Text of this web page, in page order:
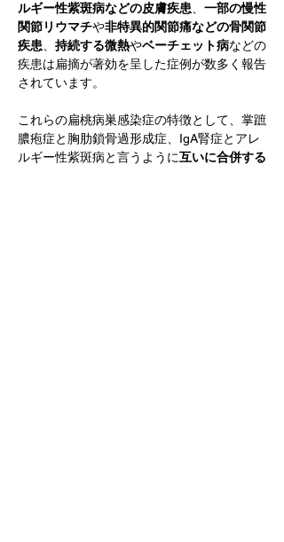
ルギー性紫斑病などの皮膚疾患
一部の慢性
関節リウマチや非特異的関節痛などの骨関節
疾患
持続する微熱やベーチェット病などの
疾患は扁摘が著効を呈した症例が数多く報告
されています。
これらの扁桃病巣感染症の特徴として、掌蹠
膿疱症と胸肋鎖骨過形成症、IgA腎症とアレ
ルギー性紫斑病と言うように互いに合併する